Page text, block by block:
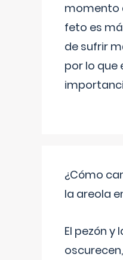
momento
feto es
de sufrir
por lo que
¿Cómo
la areola
El pezón y